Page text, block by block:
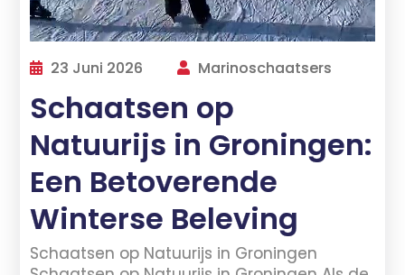
23 Juni 2026 Marinoschaatsers
Schaatsen op
Natuurijs in Groningen:
Een Betoverende
Winterse Beleving
Schaatsen op Natuurijs in Groningen